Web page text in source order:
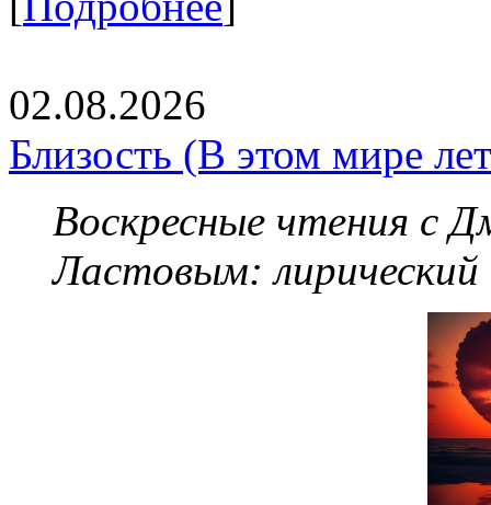
02.08.2026
Близость (В этом мире
Воскресные чтения с
Ластовым: